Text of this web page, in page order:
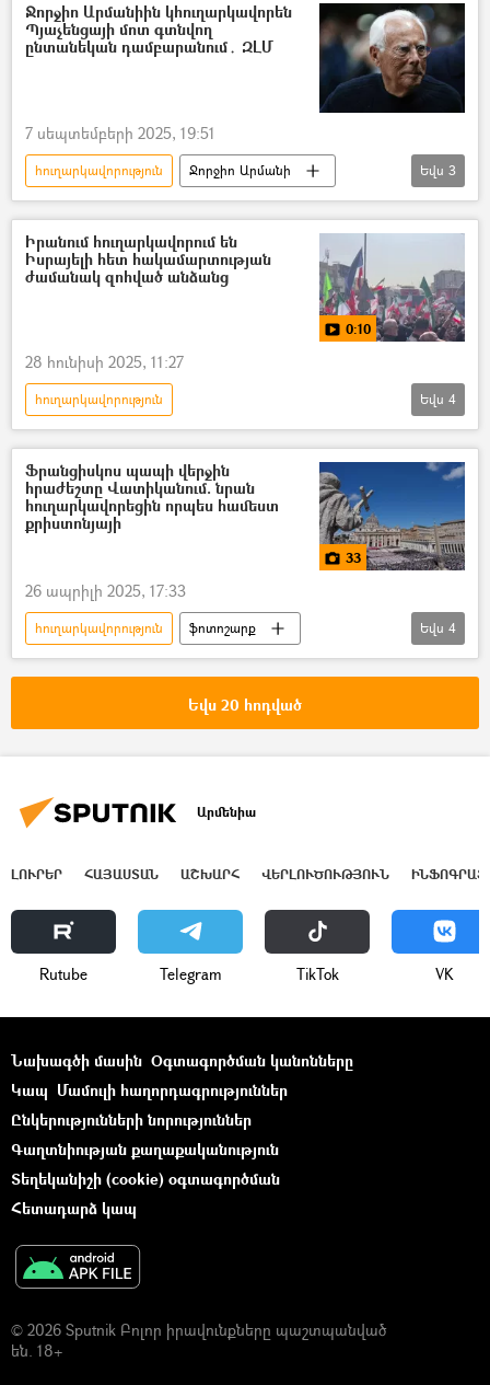
Ջորջիո Արմանիին կհուղարկավորեն
Պյաչենցայի մոտ գտնվող
ընտանեկան դամբարանում․ ԶԼՄ
7 սեպտեմբերի 2025, 19:51
հուղարկավորություն
Ջորջիո Արմանի
Մահ
մոդել դիզայներ
Եվս 3
Իրանում հուղարկավորում են
Իսրայելի հետ հակամարտության
ժամանակ զոհված անձանց
0:10
28 հունիսի 2025, 11:27
հուղարկավորություն
Իրանի Իսլամական Հանրապետություն
Իսրայել
տեսանյութ Տեսանյութեր
Եվս 4
Ֆրանցիսկոս պապի վերջին
հրաժեշտը Վատիկանում. նրան
հուղարկավորեցին որպես համեստ
քրիստոնյայի
33
26 ապրիլի 2025, 17:33
հուղարկավորություն
ֆոտոշարք
Լուսանկարներ
Լուսանկար
Վատիկան
Եվս 4
Եվս 20 հոդված
Արմենիա
ԼՈՒՐԵՐ ՀԱՅԱՍՏԱՆ ԱՇԽԱՐՀ ՎԵՐԼՈՒԾՈՒԹՅՈՒՆ
Rutube Telegram ТikТоk VK
Նախագծի մասին Օգտագործման կանոնները
Կապ Մամուլի հաղորդագրություններ
Ընկերությունների նորություններ
Գաղտնիության քաղաքականություն
Տեղեկանիշի (cookie) օգտագործման
Հետադարձ կապ
© 2026 Sputnik Բոլոր իրավունքները պաշտպանված
են. 18+